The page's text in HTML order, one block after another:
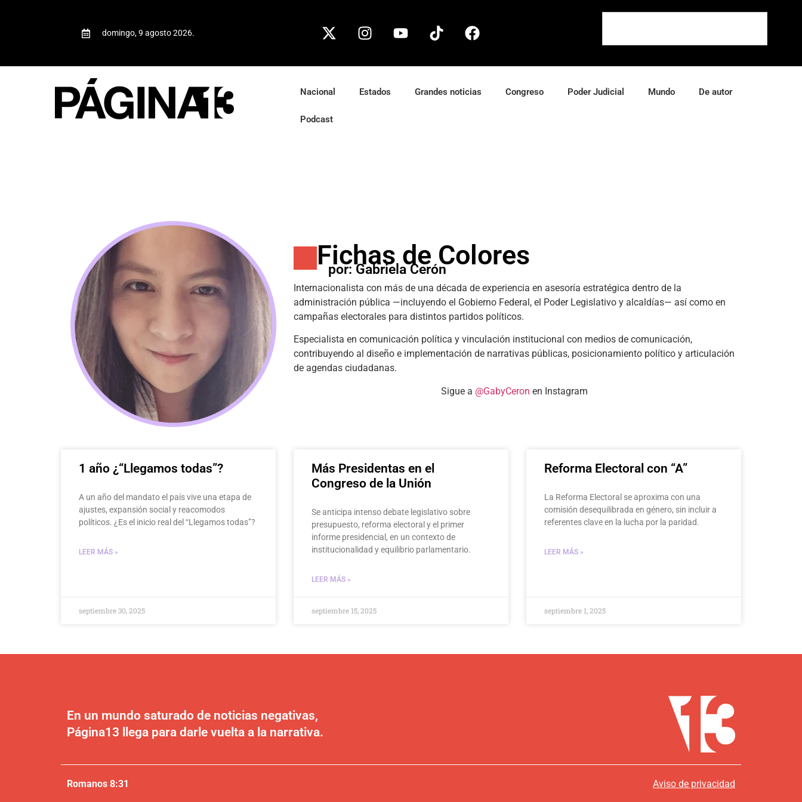
domingo, 9 agosto 2026.
Nacional Estados Grandes noticias Congreso Poder Judicial Mundo De autor
Podcast
Fichas de Colores
por: Gabriela Cerón
Internacionalista con más de una década de experiencia en asesoría estratégica dentro de la
administración pública —incluyendo el Gobierno Federal, el Poder Legislativo y alcaldías— así como en
campañas electorales para distintos partidos políticos.
Especialista en comunicación política y vinculación institucional con medios de comunicación,
contribuyendo al diseño e implementación de narrativas públicas, posicionamiento político y articulación
de agendas ciudadanas.
Sigue a @GabyCeron en Instagram
1 año ¿“Llegamos todas”?
A un año del mandato el país vive una etapa de
ajustes, expansión social y reacomodos
políticos. ¿Es el inicio real del “Llegamos todas”?
LEER MÁS »
septiembre 30, 2025
Más Presidentas en el
Congreso de la Unión
Se anticipa intenso debate legislativo sobre
presupuesto, reforma electoral y el primer
informe presidencial, en un contexto de
institucionalidad y equilibrio parlamentario.
LEER MÁS »
septiembre 15, 2025
Reforma Electoral con “A”
La Reforma Electoral se aproxima con una
comisión desequilibrada en género, sin incluir a
referentes clave en la lucha por la paridad.
LEER MÁS »
septiembre 1, 2025
En un mundo saturado de noticias negativas,
Página13 llega para darle vuelta a la narrativa.
Romanos 8:31 Aviso de privacidad